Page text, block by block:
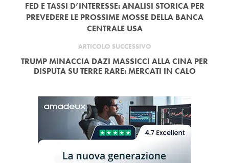
FED E TASSI D’INTERESSE: ANALISI STORICA PER
PREVEDERE LE PROSSIME MOSSE DELLA BANCA
CENTRALE USA
ARTICOLO SUCCESSIVO
TRUMP MINACCIA DAZI MASSICCI ALLA CINA PER
DISPUTA SU TERRE RARE: MERCATI IN CALO